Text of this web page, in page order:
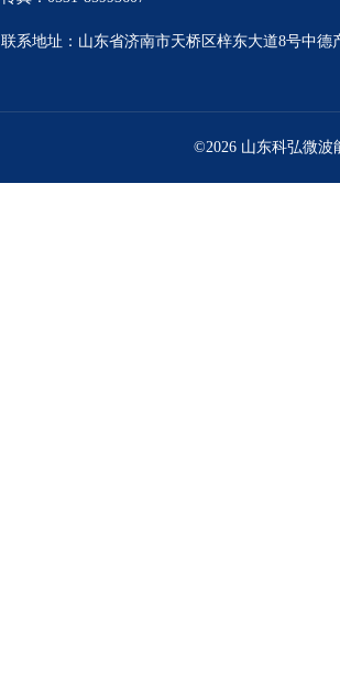
联系地址：山东省济南市天桥区梓东大道8号中德
©2026 山东科弘微